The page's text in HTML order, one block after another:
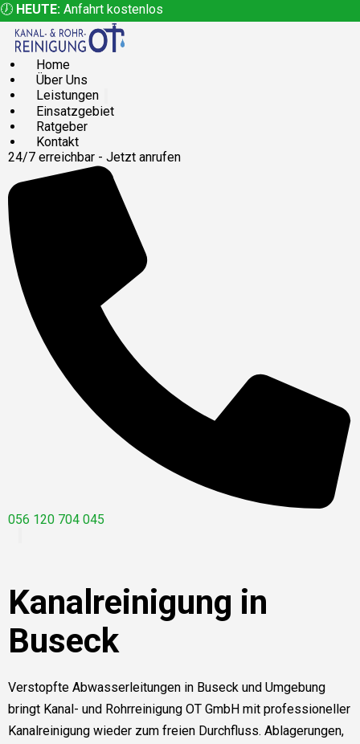
🕖 HEUTE: Anfahrt kostenlos
Home
Über Uns
Leistungen
Einsatzgebiet
Ratgeber
Kontakt
24/7 erreichbar - Jetzt anrufen
056 120 704 045
Kanalreinigung in
Buseck
Verstopfte Abwasserleitungen in Buseck und Umgebung
bringt Kanal- und Rohrreinigung OT GmbH mit professioneller
Kanalreinigung wieder zum freien Durchfluss. Ablagerungen,